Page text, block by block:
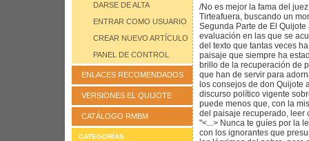
DARSE DE ALTA
ENTRAR COMO USUARIO
CREAR NUEVO ARTÍCULO
PANEL DE CONTROL
ENLACES RECOMENDADOS
VERSIONES EL QUIJOTE
CATÁLOGO RMBM
CATEGORÍAS
/No es mejor la fama del
Tirteafuera, buscando un
Segunda Parte de El
evaluación en las que se
del texto que tantas veces
paisaje que siempre ha
brillo de la recuperación de
que han de servir para
los consejos de don Quijote
discurso político vigente
puede menos que, con la
del paisaje recuperado, leer
"<...> Nunca te guíes por la
con los ignorantes que